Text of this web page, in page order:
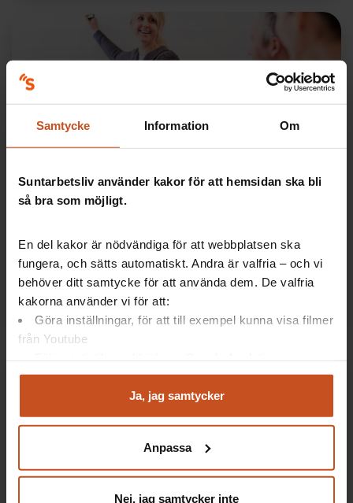
Samtycke Information Om
Suntarbetsliv använder kakor för att hemsidan ska bli
så bra som möjligt.
En del kakor är nödvändiga för att webbplatsen ska
fungera, och sätts automatiskt. Andra är valfria – och vi
behöver ditt samtycke för att använda dem. De valfria
kakorna använder vi för att:
Göra inställningar, för att till exempel kunna visa filmer
från Youtube
Analysera trafik för att kunna visa riktad information
Du kan när som helst återta ditt godkännande genom att
integritet@suntarbetsliv.se.
Ja, jag samtycker
Anpassa
Nej, jag samtycker inte
När politiken blir en friskfaktor för chefer
vara chef i en kommun. Nu startar ett
forskningsprojekt om politikens roll för cheferna.
Kan…
Ledarskap SAM 2024-10-15